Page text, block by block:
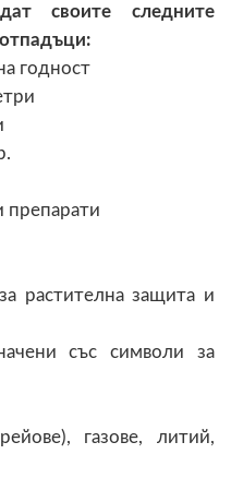
своите следните
годност
препарати
растителна защита и
със символи за
газове, литий,